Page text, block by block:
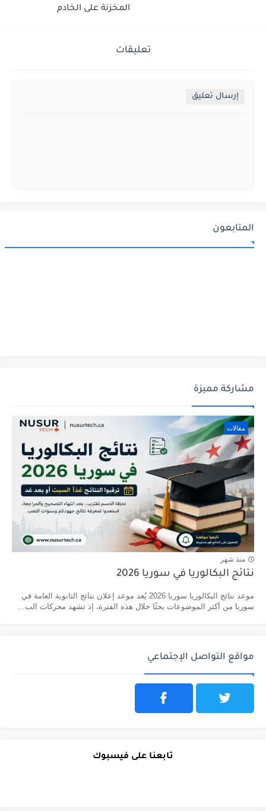
المخزنة على الخادم
تعليقات
إرسال تعليق
المتابعون
مشاركة مميزة
مقالات
منذ شهر
نتائج البكالوريا في سوريا 2026
موعد نتائج البكالوريا سوريا 2026 يُعد موعد إعلان نتائج الثانوية العامة في
سوريا من أكثر الموضوعات بحثًا خلال هذه الفترة، إذ تشهد محركات الب...
مواقع التواصل الإجتماعي
تابعنا على فيسبوك